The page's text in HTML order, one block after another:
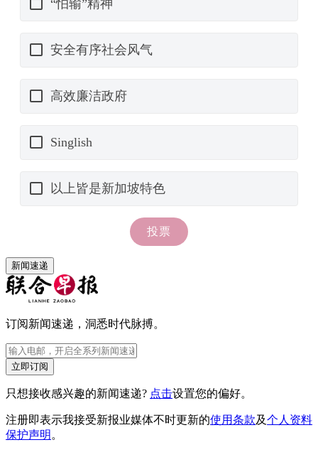
新闻速递
订阅新闻速递，洞悉时代脉搏。
立即订阅
只想接收感兴趣的新闻速递? 点击设置您的偏好。
注册即表示我接受新报业媒体不时更新的使用条款及个人资料
保护声明 。